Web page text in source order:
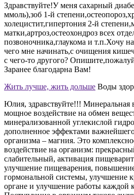
Здравствуйте!У меня сахарный
ммоль),зоб 1-й
холецистит,гипертония 2-й
матки,артроз,остеохондроз всех
позвоночника,глаукома и т.п.Хочу
чего мне начинать,с очищения
с чего-то другого?
Заранее благодарна Вам!
Жить лучше, жить дольше Воды
Юлия, здравствуйте!!! Минеральная
мощное воздействие на обмен
минерализованной углекислой
дополненное эффектами
организма – магния. Это
воздействие на организм:
слабительный, активация
улучшение пищеварения,
гормональной системы, улучшение
органе и улучшение работы каждой